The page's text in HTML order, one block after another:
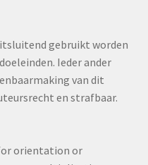
gebruikt worden
Ieder ander
van dit
en strafbaar.
orientation or